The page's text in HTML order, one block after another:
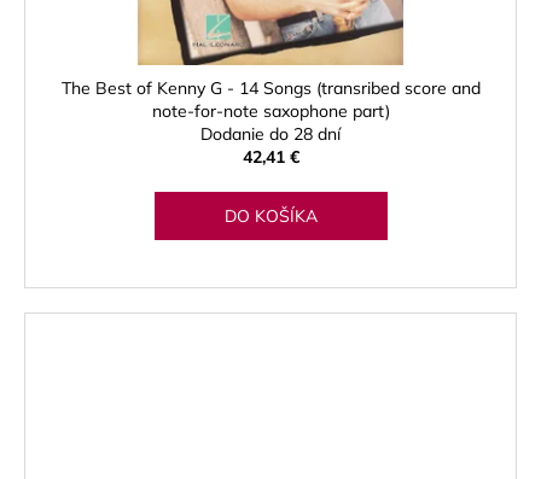
The Best of Kenny G - 14 Songs (transribed score and
note-for-note saxophone part)
Dodanie do 28 dní
42,41 €
DO KOŠÍKA